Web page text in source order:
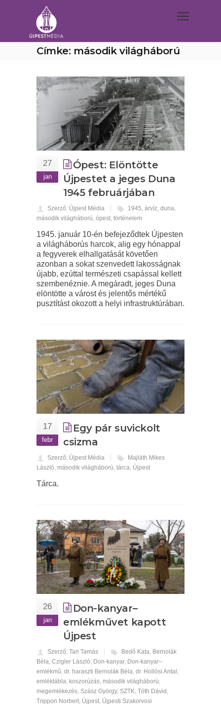
Címke: második világháború
27
jan
Ópest: Elöntötte
Újpestet a jeges Duna
1945 februárjában
Szerző: Újpest Média 1945, árvíz, duna,
második világháború, ópest, történelem
1945. január 10-én befejeződtek Újpesten
a világháborús harcok, alig egy hónappal
a fegyverek elhallgatását követően
azonban a sokat szenvedett lakosságnak
újabb, ezúttal természeti csapással kellett
szembenéznie. A megáradt, jeges Duna
elöntötte a várost és jelentős mértékű
pusztítást okozott a helyi infrastruktúrában.
17
febr
Egy pár suvickolt
csizma
Szerző: Újpest Média
Majláth Mikes
László, második világháború, tárca, Újpest
Tárca.
26
jan
Don-kanyar–
emlékművet kapott
Újpest
Szerző: Tari Tamás Bedő Kata, Bernolák
Béla, Czigler László, Don-kanyar, Don-kanyar–
emlékmű, dr. haraszti Bernolák Béla, dr. Hollósi Antal ,
emléktábla, koszorúzás, második világháború,
megemlékezés, Szász György, SZTK, Tóth Dávid ,
Trippon Norbert, Újpest, Újpesti Szakorvosi